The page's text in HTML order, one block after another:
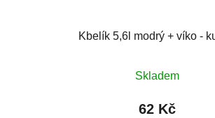
Kbelík 5,6l modrý + víko -
Skladem
62 Kč